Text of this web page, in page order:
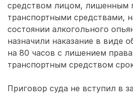
средством лицом, лишенным
транспортными средствами,
состоянии алкогольного
назначили наказание в виде
на 80 часов с лишением
транспортным средством
Приговор суда не вступил в